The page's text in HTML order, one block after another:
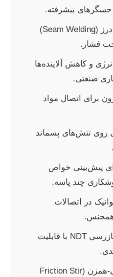
پیشرفته.
جوشکاری مقاومتی درز (Seam Welding)
فشار.
و کاهش آلاینده‌ها
صنعتی.
برای اتصال مواد
روی تنش‌های پسماند
پیش‌بینی خواص
در اتصالات
توسعه سیستم‌های بازرسی NDT با قابلیت
جوشکاری اصطکاکی-همزن (Friction Stir